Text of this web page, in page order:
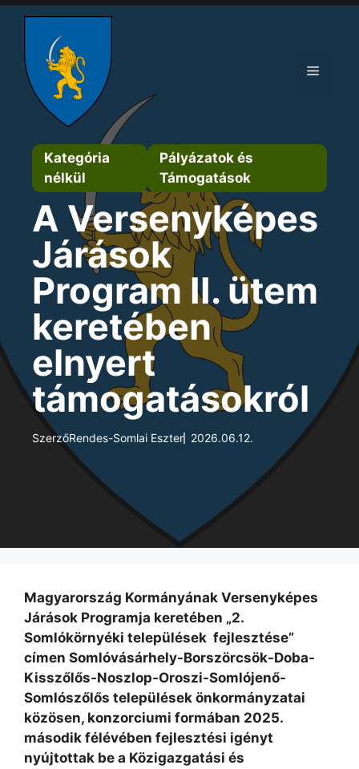
Kilépés
tartalomba
Menü
Kategória
nélkül
Pályázatok és
Támogatások
A Versenyképes
Járások
Program II. ütem
keretében
elnyert
támogatásokról
SzerzőRendes-Somlai Eszter 2026.06.12.
Magyarország Kormányának Versenyképes
Járások Programja keretében „2.
Somlókörnyéki települések fejlesztése”
címen Somlóvásárhely-Borszörcsök-Doba-
Kisszőlős-Noszlop-Oroszi-Somlójenő-
Somlószőlős települések önkormányzatai
közösen, konzorciumi formában 2025.
második félévében fejlesztési igényt
nyújtottak be a Közigazgatási és